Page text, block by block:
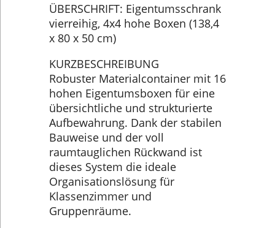
ÜBERSCHRIFT: Eigentumsschrank
vierreihig, 4x4 hohe Boxen (138,4
x 80 x 50 cm)
KURZBESCHREIBUNG
Robuster Materialcontainer mit 16
hohen Eigentumsboxen für eine
übersichtliche und strukturierte
Aufbewahrung. Dank der stabilen
Bauweise und der voll
raumtauglichen Rückwand ist
dieses System die ideale
Organisationslösung für
Klassenzimmer und
Gruppenräume.